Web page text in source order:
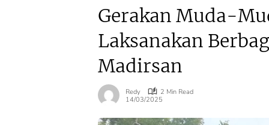
Gerakan Muda-
Laksanakan
Madirsan
Redy
2 Min Read
14/03/2025
Agraria Agraria